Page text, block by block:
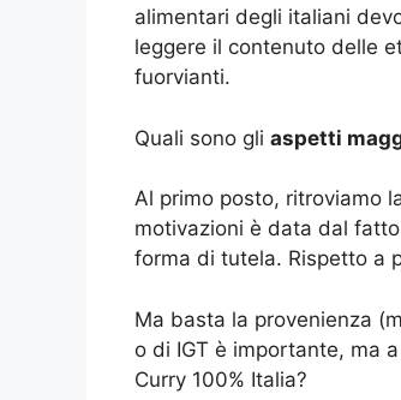
alimentari degli italiani
leggere il contenuto delle
fuorvianti.
Quali sono gli aspetti
Al primo posto, ritroviamo
motivazioni è data dal
forma di tutela. Rispetto a
Ma basta la provenienza
o di IGT è importante, ma
Curry 100% Italia?